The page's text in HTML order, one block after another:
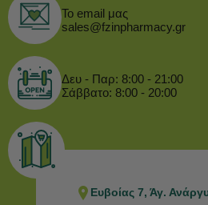
Το email μας
sales@fzinpharmacy.gr
Δευ - Παρ: 8:00 - 21:00
Σάββατο: 8:00 - 20:00
Ευβοίας 7, Άγ.